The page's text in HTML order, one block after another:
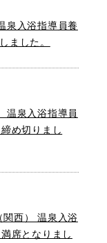
泉入浴指導員養
ました。
温泉入浴指導員
め切りまし
西） 温泉入浴
席となりまし